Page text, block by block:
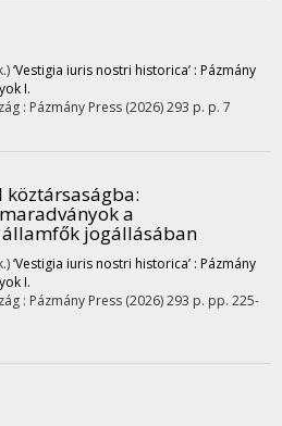
‘Vestigia iuris nostri historica’ : Pázmány
I.
: Pázmány Press (2026)293 p. p. 7
:
a
jogállásában
‘Vestigia iuris nostri historica’ : Pázmány
I.
: Pázmány Press (2026)293 p. pp. 225-